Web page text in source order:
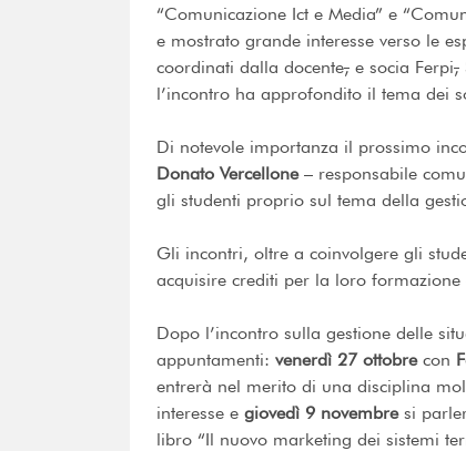
“Comunicazione Ict e Media” e
e mostrato grande interesse verso le
coordinati dalla docente, e socia Ferpi,
l’incontro ha approfondito il tema dei
Di notevole importanza il prossimo
Donato Vercellone– responsabile
gli studenti proprio sul tema della
Gli incontri, oltre a coinvolgere gli
acquisire crediti per la loro
Dopo l’incontro sulla gestione delle
appuntamenti: venerdì 27 ottobrecon
entrerà nel merito di una disciplina
interesse e giovedì 9 novembre si
libro “Il nuovo marketing dei sistemi